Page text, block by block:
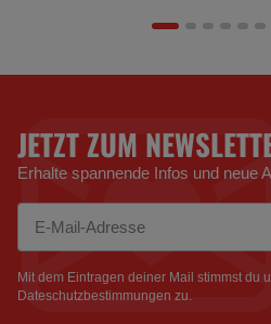
JETZT ZUM
Erhalte spannende Infos und neue
Mit dem Eintragen deiner Mail stimmst du
Dateschutzbestimmungen zu.